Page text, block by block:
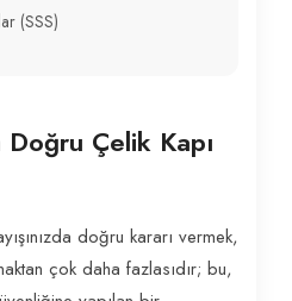
(SSS)
Doğru Çelik Kapı
doğru kararı vermek,
çok daha fazlasıdır; bu,